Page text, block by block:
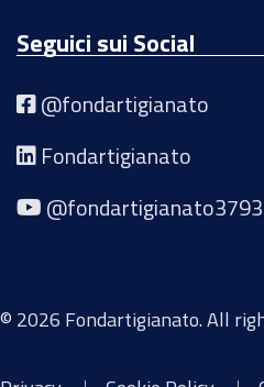
Seguici sui Social
@fondartigianato
Fondartigianato
@fondartigianato3793
© 2026 Fondartigianato. All